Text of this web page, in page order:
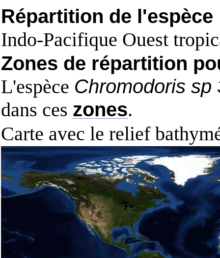
Répartition de l'espèce
Indo-Pacifique Ouest
Zones de répartition
L'espèce Chromodoris sp
dans ces zones.
Carte avec le relief